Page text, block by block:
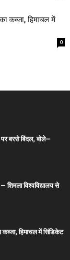
कब्जा, हिमाचल में
0
बरसे बिंदल, बोले—
शिमला विश्वविद्यालय से
हिमाचल में सिंडिकेट